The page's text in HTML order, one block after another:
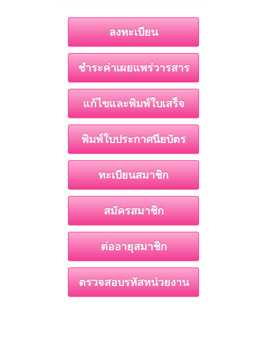
ลงทะเบียน
ชำระค่าเผยแพร่วารสาร
แก้ไขและพิมพ์ใบเสร็จ
พิมพ์ใบประกาศนียบัตร
ทะเบียนสมาชิก
สมัครสมาชิก
ต่ออายุสมาชิก
ตรวจสอบรหัสหน่วยงาน